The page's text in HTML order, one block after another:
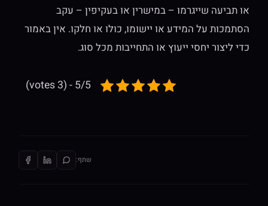
או תביעה שייגרמו – במישרין או בעקיפין – עקב
הסתמכות על המידע או יישומו, כולו או חלקו. אין באמור
כדי ליצור יחסי ייעוץ או התחייבות מכל סוג.
5/5 - (3 votes)
שתף: